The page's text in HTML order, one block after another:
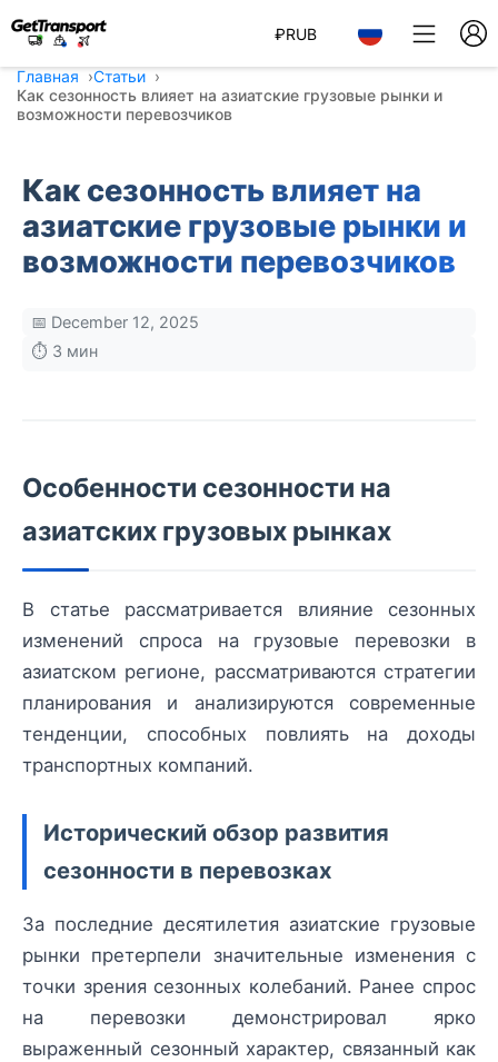
₽RUB
Главная
Статьи
Как сезонность влияет на азиатские грузовые рынки и
возможности перевозчиков
Как сезонность влияет на
азиатские грузовые рынки и
возможности перевозчиков
📅 December 12, 2025
⏱️ 3 мин
Особенности сезонности на
азиатских грузовых рынках
В статье рассматривается влияние сезонных
изменений спроса на грузовые перевозки в
азиатском регионе, рассматриваются стратегии
планирования и анализируются современные
тенденции, способных повлиять на доходы
транспортных компаний.
Исторический обзор развития
сезонности в перевозках
За последние десятилетия азиатские грузовые
рынки претерпели значительные изменения с
точки зрения сезонных колебаний. Ранее спрос
на перевозки демонстрировал ярко
выраженный сезонный характер, связанный как